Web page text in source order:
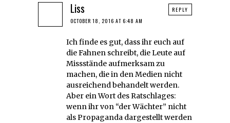
Liss
OCTOBER 18, 2016 AT 6:48 AM
Ich finde es gut, dass ihr euch auf
die Fahnen schreibt, die Leute auf
Missstände aufmerksam zu
machen, die in den Medien nicht
ausreichend behandelt werden.
Aber ein Wort des Ratschlages:
wenn ihr von “der Wächter” nicht
als Propaganda dargestellt werden
REPLY